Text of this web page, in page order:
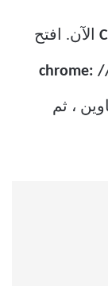
الآن. افتح
chrome:
، ثم